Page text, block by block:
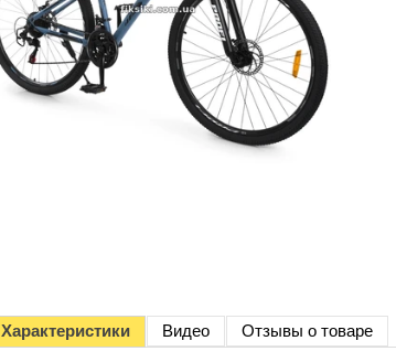
Характеристики Видео Отзывы о товаре